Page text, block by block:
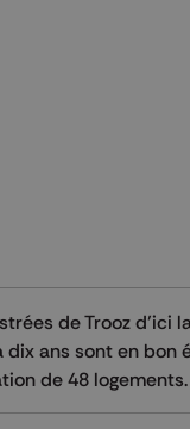
de Trooz d’ici
ans sont en bon
de 48 logements.